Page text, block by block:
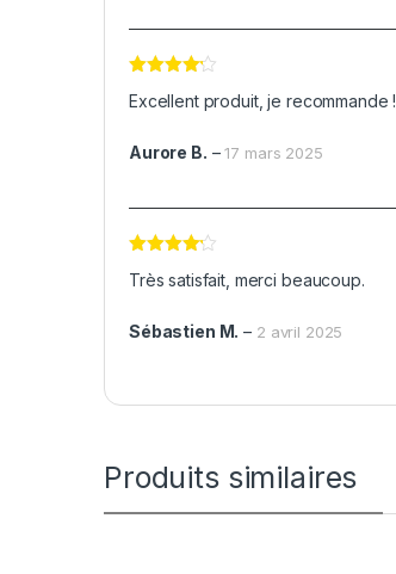
sur 5
Excellent produit, je recommande !
Aurore B. –17 mars 2025
sur 5
Très satisfait, merci beaucoup.
Sébastien M. – 2 avril 2025
Produits similaires